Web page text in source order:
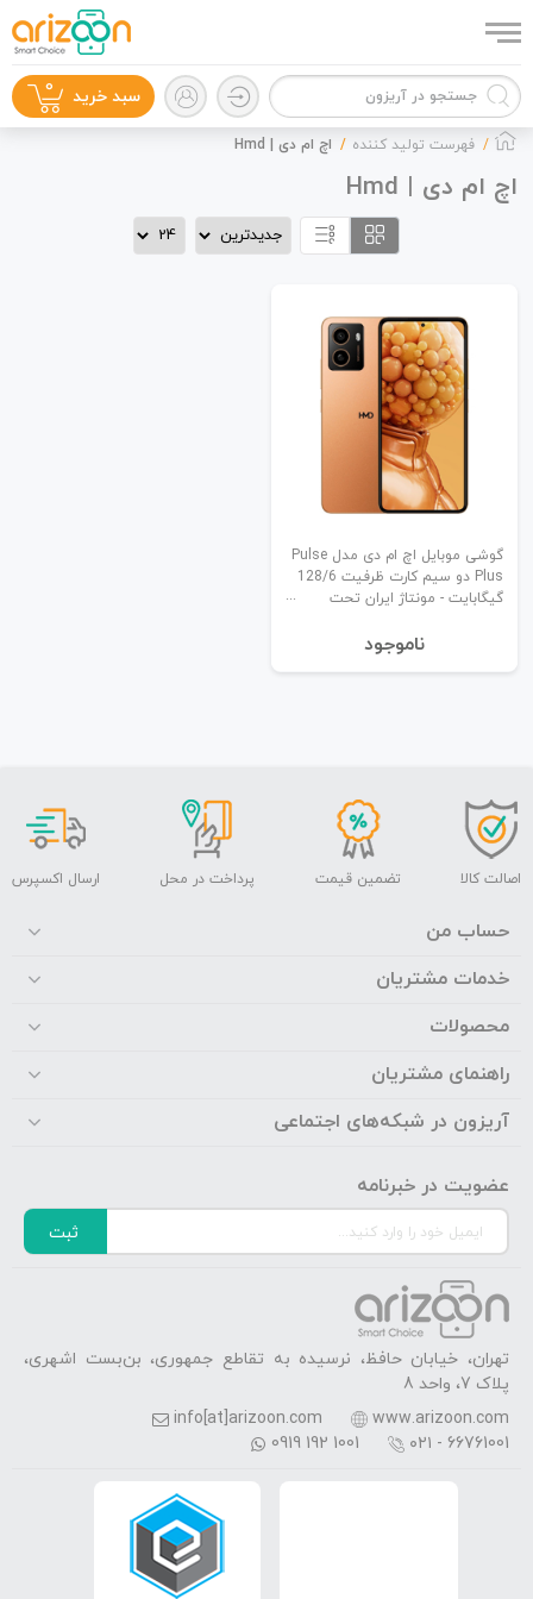
لوازم جانبی
سبد خرید 0
فهرست تولید کننده اچ ام دی | Hmd
اچ ام دی | Hmd
گوشی موبایل اچ ام دی مدل Pulse
Plus دو سیم کارت ظرفیت 128/6
گیگابایت - مونتاژ ایران تحت
نا‌موجود
اصالت کالا تضمین قیمت پرداخت در محل ارسال اکسپرس
حساب من
خدمات مشتریان
محصولات
راهنمای مشتریان
آریزون در شبکه‌های اجتماعی
عضویت در خبرنامه
ثبت
تهران، خیابان حافظ، نرسیده به تقاطع جمهوری، بن‌بست اشهری،
پلاک 7، واحد 8
www.arizoon.com
info[at]arizoon.com
۰۲۱ - 66761001
0919 192 1001